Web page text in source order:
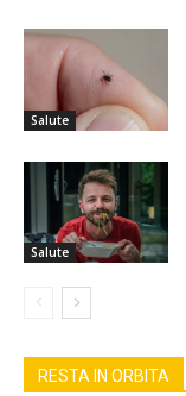
Salute
Salute
RESTA IN ORBITA